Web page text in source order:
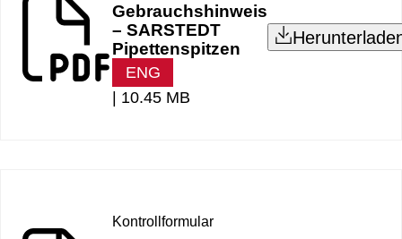
Gebrauchshinweis
– SARSTEDT
Pipettenspitzen
ENG
| 10.45 MB
Kontrollformular